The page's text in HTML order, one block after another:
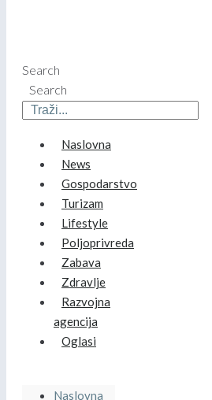
Search
Search
Naslovna
News
Gospodarstvo
Turizam
Lifestyle
Poljoprivreda
Zabava
Zdravlje
Razvojna
agencija
Oglasi
Naslovna